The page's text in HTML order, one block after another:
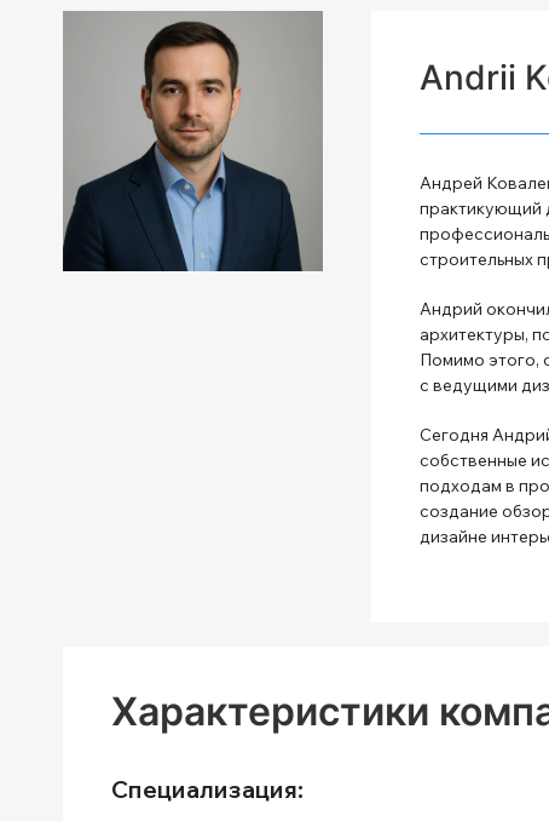
Andrii
Андрей
практикующий
строительных
Андрий
архитектуры,
Помимо этого,
с ведущими
Сегодня
собственные
подходам в
создание
дизайне
Характеристики
Специализация: